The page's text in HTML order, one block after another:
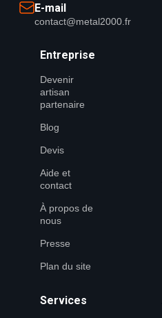
E-mail
contact@metal2000.fr
Entreprise
Devenir
artisan
partenaire
Blog
Devis
Aide et
contact
À propos de
nous
Presse
Plan du site
Services